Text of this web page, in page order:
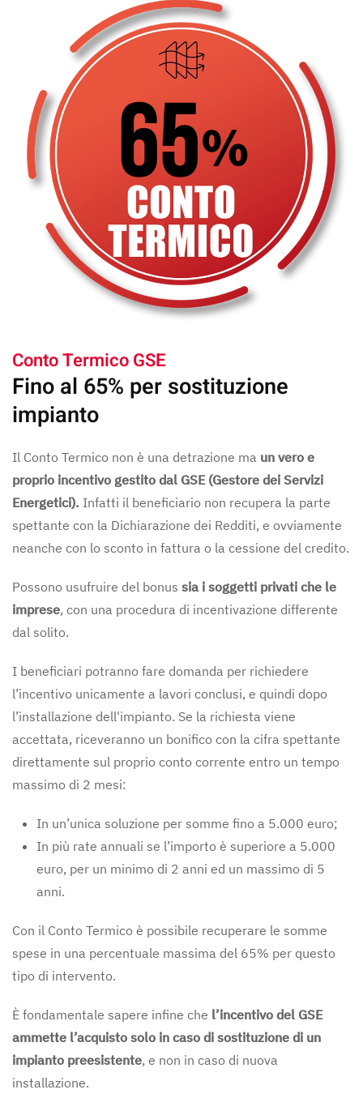
Conto Termico GSE
Fino al 65% per sostituzione
impianto
Il Conto Termico non è una detrazione ma un vero e
proprio incentivo gestito dal GSE (Gestore dei Servizi
Energetici). Infatti il beneficiario non recupera la parte
spettante con la Dichiarazione dei Redditi, e ovviamente
neanche con lo sconto in fattura o la cessione del credito.
Possono usufruire del bonus sia i soggetti privati che le
imprese, con una procedura di incentivazione differente
dal solito.
I beneficiari potranno fare domanda per richiedere
l’incentivo unicamente a lavori conclusi, e quindi dopo
l’installazione dell'impianto. Se la richiesta viene
accettata, riceveranno un bonifico con la cifra spettante
direttamente sul proprio conto corrente entro un tempo
massimo di 2 mesi:
In un’unica soluzione per somme fino a 5.000 euro;
In più rate annuali se l’importo è superiore a 5.000
euro, per un minimo di 2 anni ed un massimo di 5
anni.
Con il Conto Termico è possibile recuperare le somme
spese in una percentuale massima del 65% per questo
tipo di intervento.
È fondamentale sapere infine che l’incentivo del GSE
ammette l’acquisto solo in caso di sostituzione di un
impianto preesistente, e non in caso di nuova
installazione.